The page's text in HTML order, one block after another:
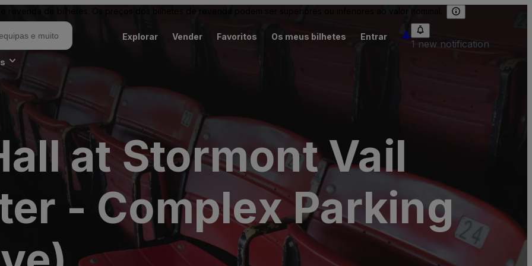
revenda de bilhetes. Os preços dos bilhetes de revenda podem ser superiores ou inferiores ao valor nominal.
Explorar Vender Favoritos Os meus bilhetes Entrar
1 new notification
at Stormont Vail
- Complex Parking